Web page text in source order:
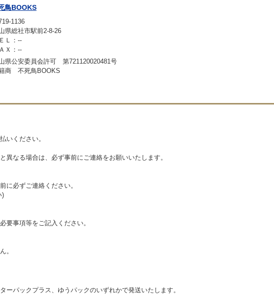
鳥BOOKS
1136
県総社市駅前2-8-26
Ｌ：--
Ｘ：--
県公安委員会許可 第721120020481号
商 不死鳥BOOKS
いください。
異なる場合は、必ず事前にご連絡をお願いいたします。
に必ずご連絡ください。
)
要事項等をご記入ください。
。
ーパックプラス、ゆうパックのいずれかで発送いたします。